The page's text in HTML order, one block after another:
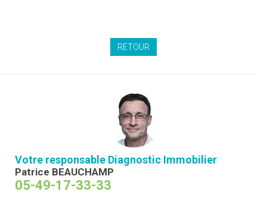
RETOUR
Votre responsable Diagnostic Immobilier
Patrice BEAUCHAMP
05-49-17-33-33